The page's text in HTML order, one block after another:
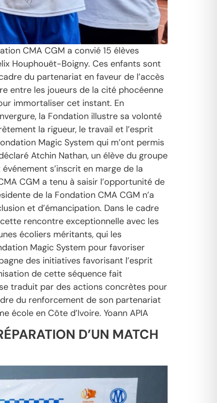
CMA CGM a convié 15 élèves
Houphouët-Boigny. Ces enfants sont
du partenariat en faveur de l’accès
entre les joueurs de la cité phocéenne
immortaliser cet instant. En
la Fondation illustre sa volonté
la rigueur, le travail et l’esprit
Magic System qui m’ont permis
Atchin Nathan, un élève du groupe
s’inscrit en marge de la
CGM a tenu à saisir l’opportunité de
de la Fondation CMA CGM n’a
et d’émancipation. Dans le cadre
rencontre exceptionnelle avec les
écoliers méritants, qui les
Magic System pour favoriser
des initiatives favorisant l’esprit
de cette séquence fait
traduit par des actions concrètes pour
du renforcement de son partenariat
école en Côte d’Ivoire. Yoann APIA
D’UN MATCH